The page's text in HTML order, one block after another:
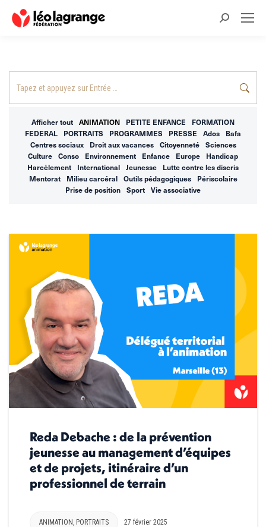
Recherche
Afficher tout ANIMATION PETITE ENFANCE
FORMATION
FEDERAL
PORTRAITS PROGRAMMES PRESSE Ados
Bafa
Centres sociaux
Droit aux vacances Citoyenneté
Sciences
Culture
Conso Environnement Enfance Europe
Handicap
Harcèlement
International Jeunesse
Lutte contre les discris
Mentorat
Milieu carcéral Outils pédagogiques
Périscolaire
Prise de position
Sport Vie associative
Reda Debache : de la prévention
jeunesse au management d’équipes
et de projets, itinéraire d’un
professionnel de terrain
ANIMATION, PORTRAITS 27 février 2025